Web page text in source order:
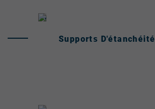
Supports D'étanchéité